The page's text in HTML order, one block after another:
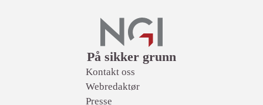
På sikker grunn
Lenker
Kontakt oss
Webredaktør
Presse